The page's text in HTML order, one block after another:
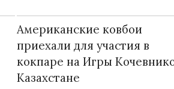
Американские ковбои
приехали для участия в
кокпаре на Игры
Казахстане